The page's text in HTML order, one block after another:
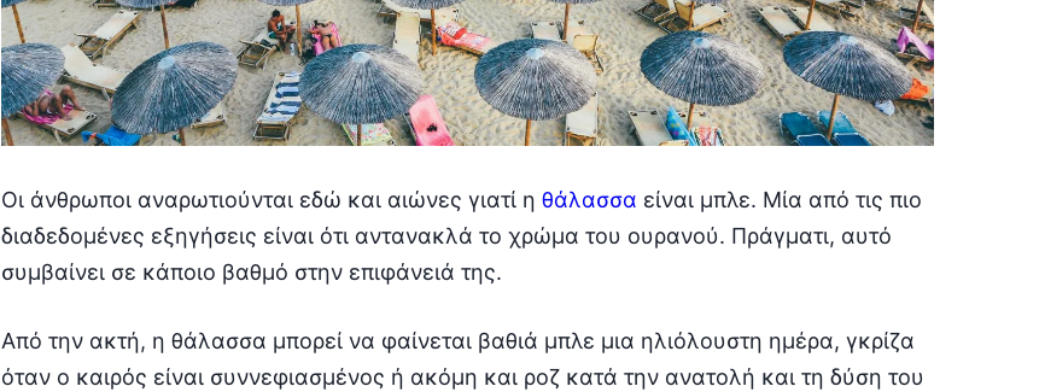
Οι άνθρωποι αναρωτιούνται εδώ και αιώνες γιατί η θάλασσα είναι μπλε. Μία από τις πιο
διαδεδομένες εξηγήσεις είναι ότι αντανακλά το χρώμα του ουρανού. Πράγματι, αυτό
συμβαίνει σε κάποιο βαθμό στην επιφάνειά της.
Από την ακτή, η θάλασσα μπορεί να φαίνεται βαθιά μπλε μια ηλιόλουστη ημέρα, γκρίζα
όταν ο καιρός είναι συννεφιασμένος ή ακόμη και ροζ κατά την ανατολή και τη δύση του